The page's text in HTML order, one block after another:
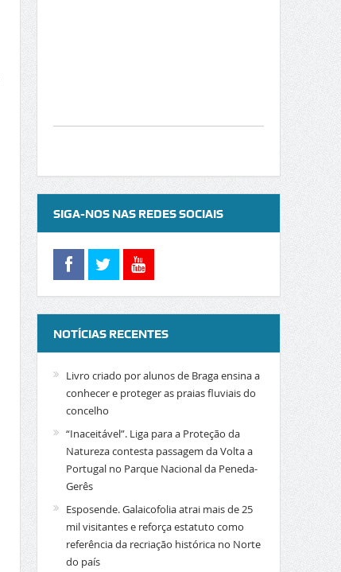
SIGA-NOS NAS REDES SOCIAIS
NOTÍCIAS RECENTES
Livro criado por alunos de Braga ensina a
conhecer e proteger as praias fluviais do
concelho
“Inaceitável”. Liga para a Proteção da
Natureza contesta passagem da Volta a
Portugal no Parque Nacional da Peneda-
Gerês
Esposende. Galaicofolia atrai mais de 25
mil visitantes e reforça estatuto como
referência da recriação histórica no Norte
do país